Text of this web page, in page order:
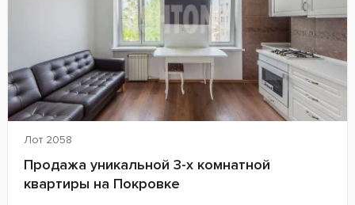
Лот 2058
Продажа уникальной 3-х комнатной
квартиры на Покровке